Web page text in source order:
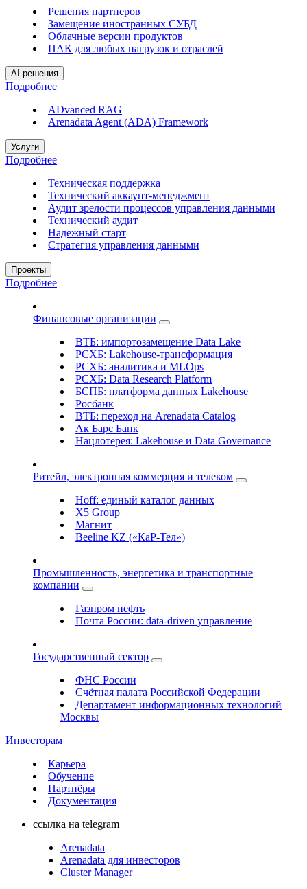
Решения партнеров
Замещение иностранных СУБД
Облачные версии продуктов
ПАК для любых нагрузок и отраслей
AI решения
Подробнее
ADvanced RAG
Arenadata Agent (ADA) Framework
Услуги
Подробнее
Техническая поддержка
Технический аккаунт-менеджмент
Аудит зрелости процессов управления данными
Технический аудит
Надежный старт
Стратегия управления данными
Проекты
Подробнее
Финансовые организации
ВТБ: импортозамещение Data Lake
РСХБ: Lakehouse-трансформация
РСХБ: аналитика и MLOps
РСХБ: Data Research Platform
БСПБ: платформа данных Lakehouse
Росбанк
ВТБ: переход на Arenadata Catalog
Ак Барс Банк
Нацлотерея: Lakehouse и Data Governance
Ритейл, электронная коммерция и телеком
Hoff: единый каталог данных
X5 Group
Магнит
Beeline KZ («КаР-Тел»)
Промышленность, энергетика и транспортные
компании
Газпром нефть
Почта России: data-driven управление
Государственный сектор
ФНС России
Счётная палата Российской Федерации
Департамент информационных технологий
Москвы
Инвесторам
Карьера
Обучение
Партнёры
Документация
ссылка на telegram
Arenadata
Arenadata для инвесторов
Cluster Manager